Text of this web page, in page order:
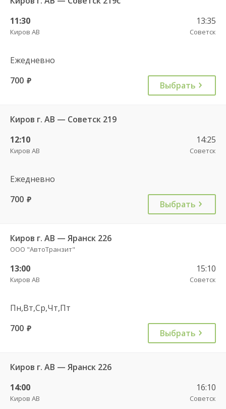
11:30
Киров АВ
13:35
Советск
Ежедневно
700 руб. Выбрать
Киров г. АВ — Советск 219
12:10
Киров АВ
14:25
Советск
Ежедневно
700 руб. Выбрать
Киров г. АВ — Яранск 226
ООО "АвтоТранзит"
13:00
Киров АВ
15:10
Советск
Пн,Вт,Ср,Чт,Пт
700 руб. Выбрать
Киров г. АВ — Яранск 226
14:00
Киров АВ
16:10
Советск